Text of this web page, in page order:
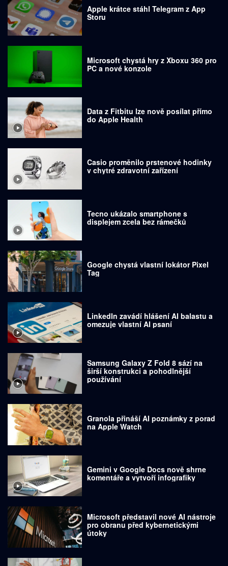
Apple krátce stáhl Telegram z App
Storu
Microsoft chystá hry z Xboxu 360 pro
PC a nové konzole
Data z Fitbitu lze nově posílat přímo
do Apple Health
Casio proměnilo prstenové hodinky
v chytré zdravotní zařízení
Tecno ukázalo smartphone s
displejem zcela bez rámečků
Google chystá vlastní lokátor Pixel
Tag
LinkedIn zavádí hlášení AI balastu a
omezuje vlastní AI psaní
Samsung Galaxy Z Fold 8 sází na
širší konstrukci a pohodlnější
používání
Granola přináší AI poznámky z porad
na Apple Watch
Gemini v Google Docs nově shrne
komentáře a vytvoří infografiky
Microsoft představil nové AI nástroje
pro obranu před kybernetickými
útoky